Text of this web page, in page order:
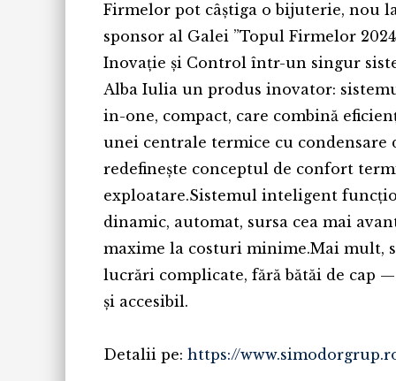
Firmelor pot câștiga o bijuterie, nou
sponsor al Galei ”Topul Firmelor
Inovație și Control într-un singur
Alba Iulia un produs inovator:
in-one, compact, care combină
unei centrale termice cu condensare
redefinește conceptul de confort
exploatare.Sistemul inteligent
dinamic, automat, sursa cea mai
maxime la costuri minime.Mai mult,
lucrări complicate, fără bătăi de cap
și accesibil.
Detalii pe: https://